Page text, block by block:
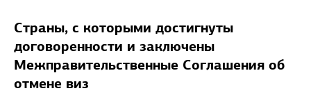
Страны, с которыми достигнуты
договоренности и заключены
Межправительственные Соглашения об
отмене виз